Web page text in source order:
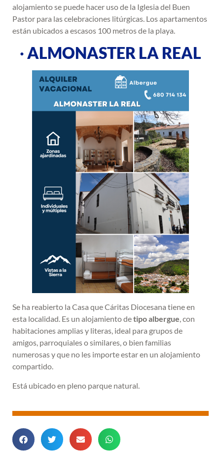
alojamiento se puede hacer uso de la Iglesia del Buen
Pastor para las celebraciones litúrgicas. Los apartamentos
están ubicados a escasos 100 metros de la playa.
·ALMONASTER LA REAL
Se ha reabierto la Casa que Cáritas Diocesana tiene en
esta localidad. Es un alojamiento detipo albergue, con
habitaciones amplias y literas, ideal para grupos de
amigos, parroquiales o similares, o bien familias
numerosas y que no les importe estar en un alojamiento
compartido.
Está ubicado en pleno parque natural.